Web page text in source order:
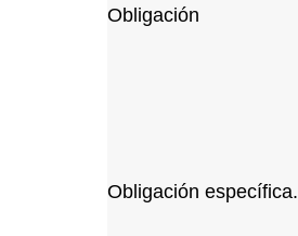
Obligación
Obligación específica.